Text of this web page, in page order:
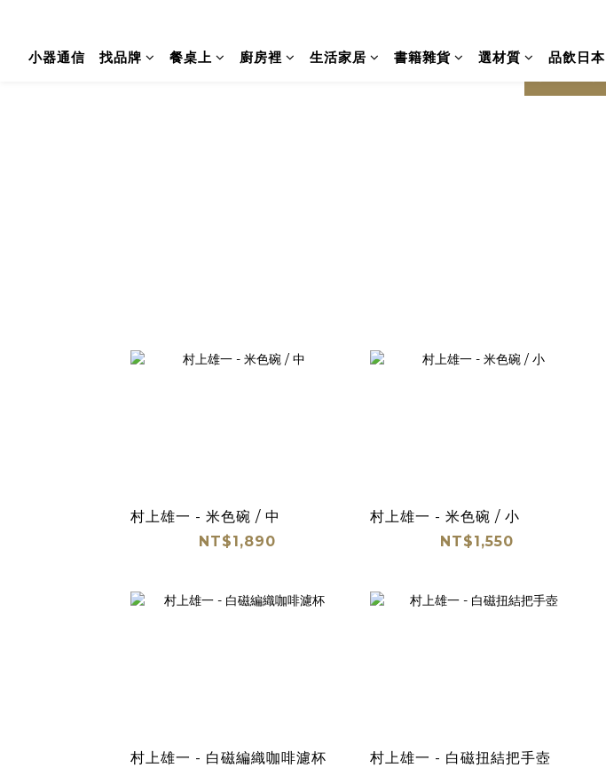
小器通信 找品牌 餐桌上 廚房裡 生活家居 書籍雜貨 選材質 品飲日本
prev next
村上雄一 - 米色碗 / 中
NT$1,890
村上雄一 - 米色碗 / 小
NT$1,550
村上雄一 - 白磁編織咖啡濾杯
村上雄一 - 白磁扭結把手壺